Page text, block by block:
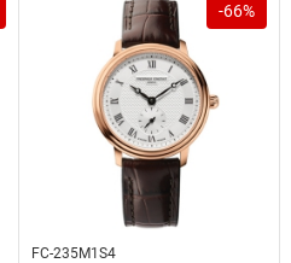
-66%
FC-235M1S4